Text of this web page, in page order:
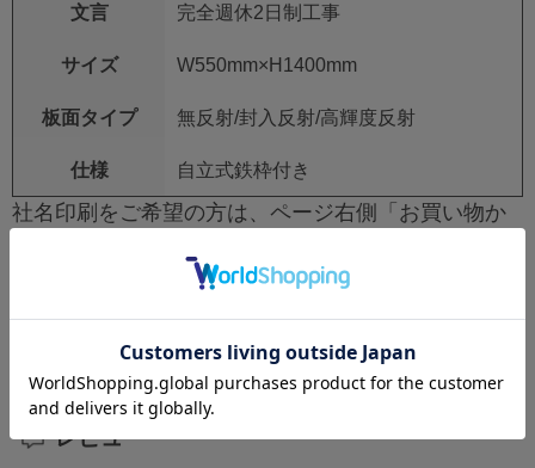
文言 完全週休2日制工事
サイズ W550mm×H1400mm
板面タイプ 無反射/封入反射/高輝度反射
仕様 自立式鉄枠付き
社名印刷をご希望の方は、ページ右側「お買い物か
レビュー